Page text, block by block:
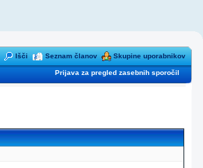
Išči Seznam članov Skupine uporabnikov
Prijava za pregled zasebnih sporočil